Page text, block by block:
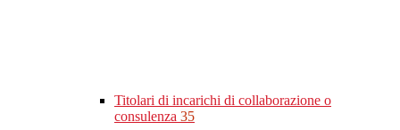
Titolari di incarichi di collaborazione o
consulenza 35